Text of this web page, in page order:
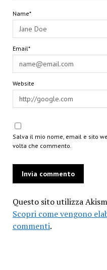
Name*
Email*
Website
Salva il mio nome, email e sito
volta che commento.
Questo sito utilizza
Scopri come vengono
commenti.